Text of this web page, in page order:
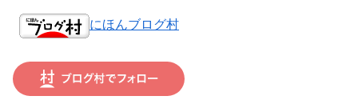
にほんブログ村